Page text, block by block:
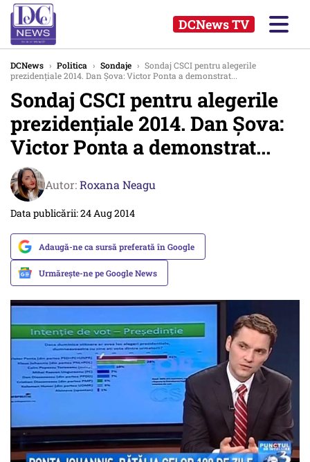
DCNews TV
DCNews › Politica › Sondaje › Sondaj CSCI pentru alegerile
prezidențiale 2014. Dan Șova: Victor Ponta a demonstrat...
Sondaj CSCI pentru alegerile
prezidențiale 2014. Dan Șova:
Victor Ponta a demonstrat...
Autor:Roxana Neagu
Data publicării: 24 Aug 2014
Adaugă-ne ca sursă preferată în Google
Urmărește-ne pe Google News